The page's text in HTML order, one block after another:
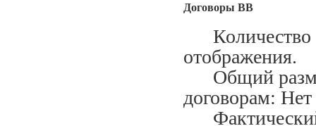
Договоры ВВ
Количество
отображения.
Общий
договорам:
Фактический